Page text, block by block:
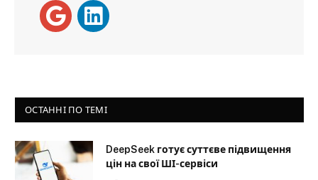
ОСТАННІ ПО ТЕМІ
DeepSeek готує суттєве підвищення
цін на свої ШІ-сервіси